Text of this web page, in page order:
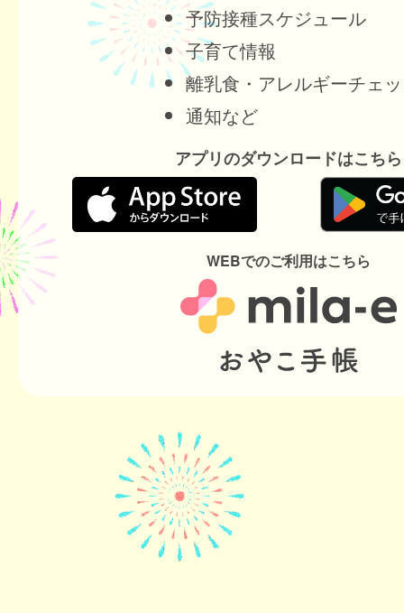
予防接種スケジュール
子育て情報
離乳食・アレルギーチェ
通知など
アプリのダウンロードはこちら
WEBでのご利用はこちら